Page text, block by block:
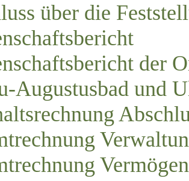
über die
der
Augustusbad und